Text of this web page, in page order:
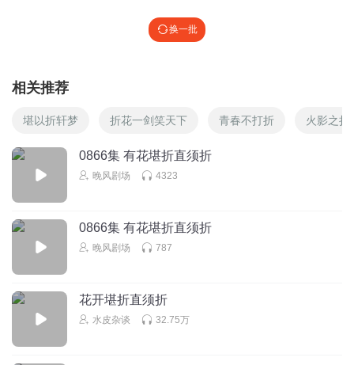
换一批
相关推荐
堪以折轩梦 折花一剑笑天下 青春不打折 火影之折
0866集 有花堪折直须折
晚风剧场 4323
0866集 有花堪折直须折
晚风剧场 787
花开堪折直须折
水皮杂谈 32.75万